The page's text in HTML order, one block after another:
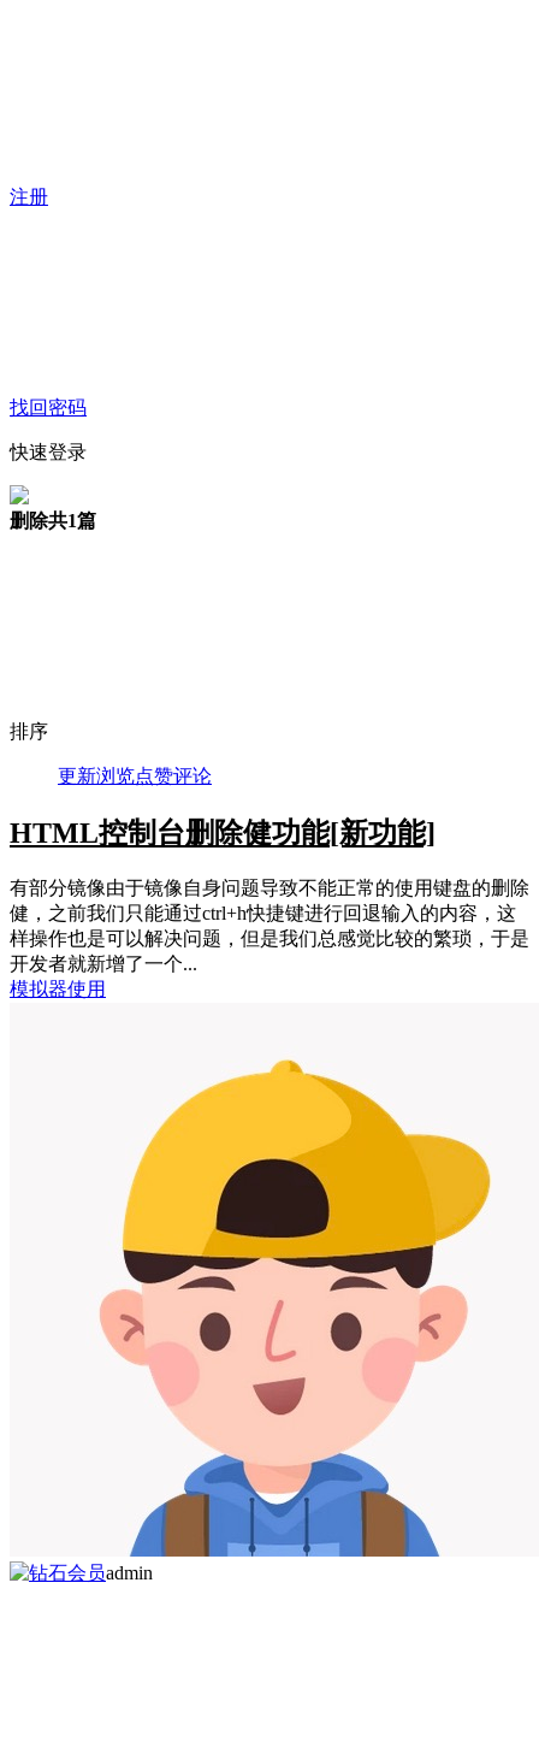
注册
找回密码
快速登录
删除共1篇
排序
更新浏览点赞评论
HTML控制台删除健功能[新功能]
有部分镜像由于镜像自身问题导致不能正常的使用键盘的删除
健，之前我们只能通过ctrl+h快捷键进行回退输入的内容，这
样操作也是可以解决问题，但是我们总感觉比较的繁琐，于是
开发者就新增了一个...
模拟器使用
admin